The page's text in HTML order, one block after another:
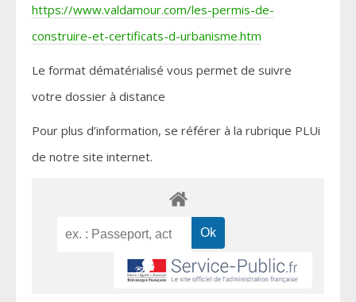
https://www.valdamour.com/les-permis-de-
construire-et-certificats-d-urbanisme.htm
Le format dématérialisé vous permet de suivre
votre dossier à distance
Pour plus d’information, se référer à la rubrique PLUi
de notre site internet.